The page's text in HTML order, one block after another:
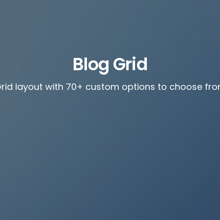
Blog Grid
layout with 70+ custom options to choose